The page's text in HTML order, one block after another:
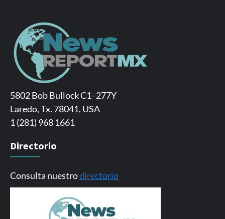
5802 Bob Bullock C1- 277Y
Laredo, Tx. 78041, USA
1 (281) 968 1661
Directorio
Consulta nuestrodirectorio